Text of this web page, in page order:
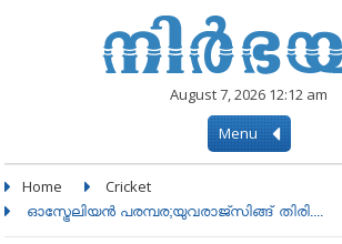
August 7, 2026 12:12 am
Menu
Home Cricket
ഓസ്ട്രേലിയന്‍ പരമ്പര;യുവരാജ്സിങ്ങ് തിരി....